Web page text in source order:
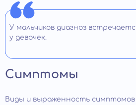
У мальчиков диагноз
у девочек.
Симптомы
Виды и выраженность симптомов